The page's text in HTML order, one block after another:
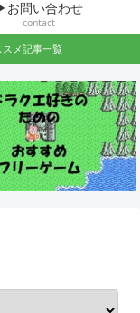
お問い合わせ
contact
スメ記事一覧